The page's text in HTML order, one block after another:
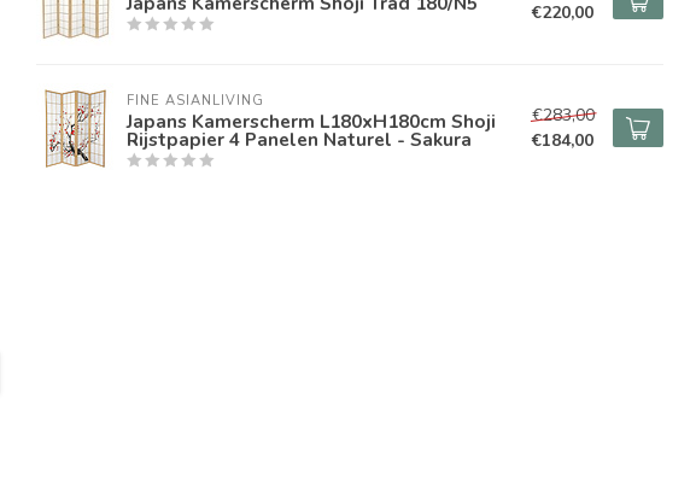
€220,00
FINE ASIANLIVING
Japans Kamerscherm L180xH180cm Shoji
Rijstpapier 4 Panelen Naturel - Sakura
€283,00
€184,00